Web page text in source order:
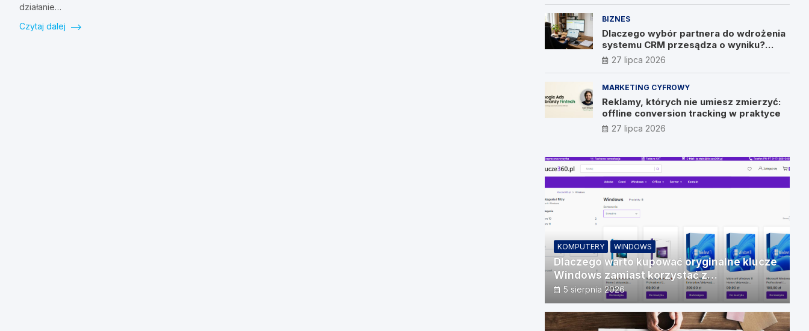
działanie…
Czytaj dalej
BIZNES
Dlaczego wybór partnera do wdrożenia
systemu CRM przesądza o wyniku?
Wywiad z Pawłem Prymakowskim, CEO
IT Vision
27 lipca 2026
MARKETING CYFROWY
Reklamy, których nie umiesz zmierzyć:
offline conversion tracking w praktyce
27 lipca 2026
KOMPUTERY WINDOWS
Dlaczego warto kupować oryginalne klucze
Windows zamiast korzystać z
nieautoryzowanych źródeł?
5 sierpnia 2026